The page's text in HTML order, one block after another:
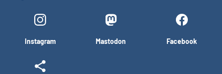
Instagram Mastodon Facebook